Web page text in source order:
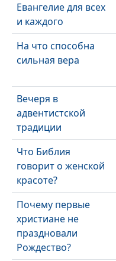
Евангелие для всех
и каждого
На что способна
сильная вера
Вечеря в
адвентистской
традиции
Что Библия
говорит о женской
красоте?
Почему первые
христиане не
праздновали
Рождество?